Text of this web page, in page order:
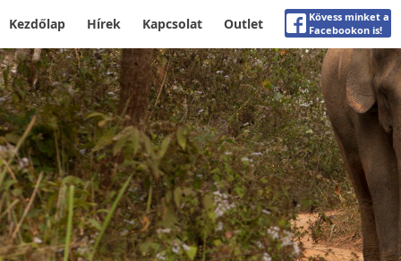
Kezdőlap Hírek Kapcsolat Outlet
Kövess minket a
Facebookon is!